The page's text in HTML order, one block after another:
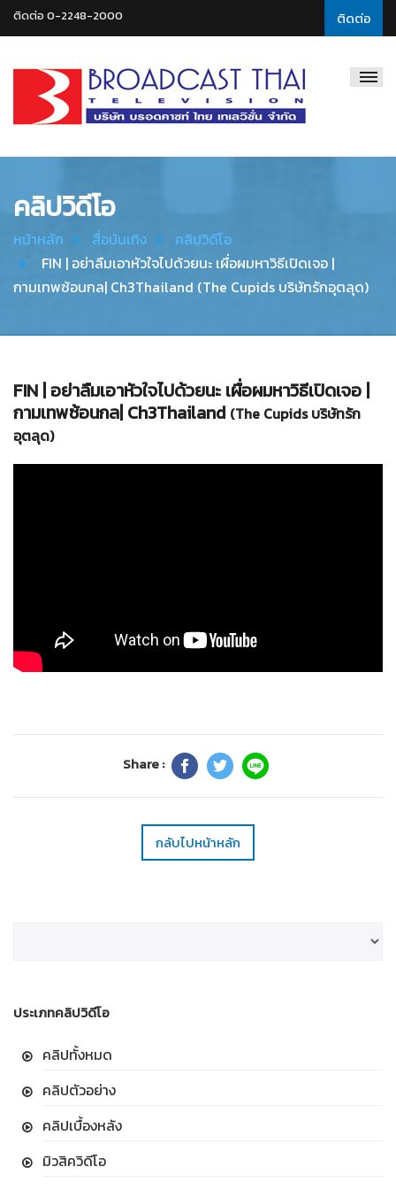
ติดต่อ
ติดต่อ 0-2248-2000
Thai
คลิปวิดีโอ
หน้าหลัก สื่อบันเทิง
คลิปวิดีโอ
FIN | อย่าลืมเอาหัวใจไปด้วยนะ เผื่อผมหาวิธีเปิดเจอ |
กามเทพซ้อนกล| Ch3Thailand (The Cupids บริษัทรักอุตลุด)
FIN | อย่าลืมเอาหัวใจไปด้วยนะ เผื่อผมหาวิธีเปิดเจอ |
กามเทพซ้อนกล| Ch3Thailand (The Cupids บริษัทรัก
อุตลุด)
Share :
กลับไปหน้าหลัก
ประเภทคลิปวิดีโอ
คลิปทั้งหมด
คลิปตัวอย่าง
คลิปเบื้องหลัง
มิวสิควิดีโอ